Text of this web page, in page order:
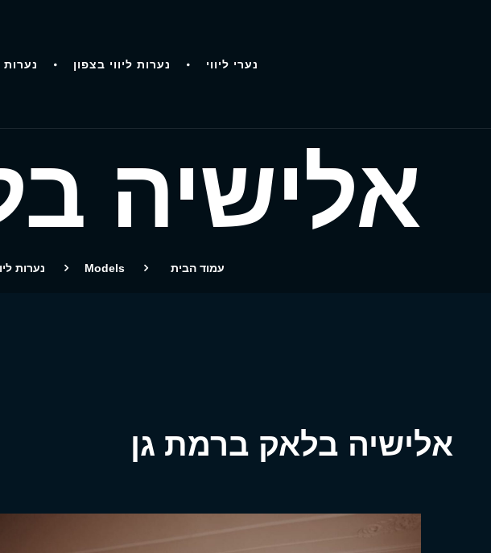
נערות נערות ליווי בצפון נערי ליווי
אלישיה
עמוד הבית Models נערות
אלישיה בלאק ברמת גן